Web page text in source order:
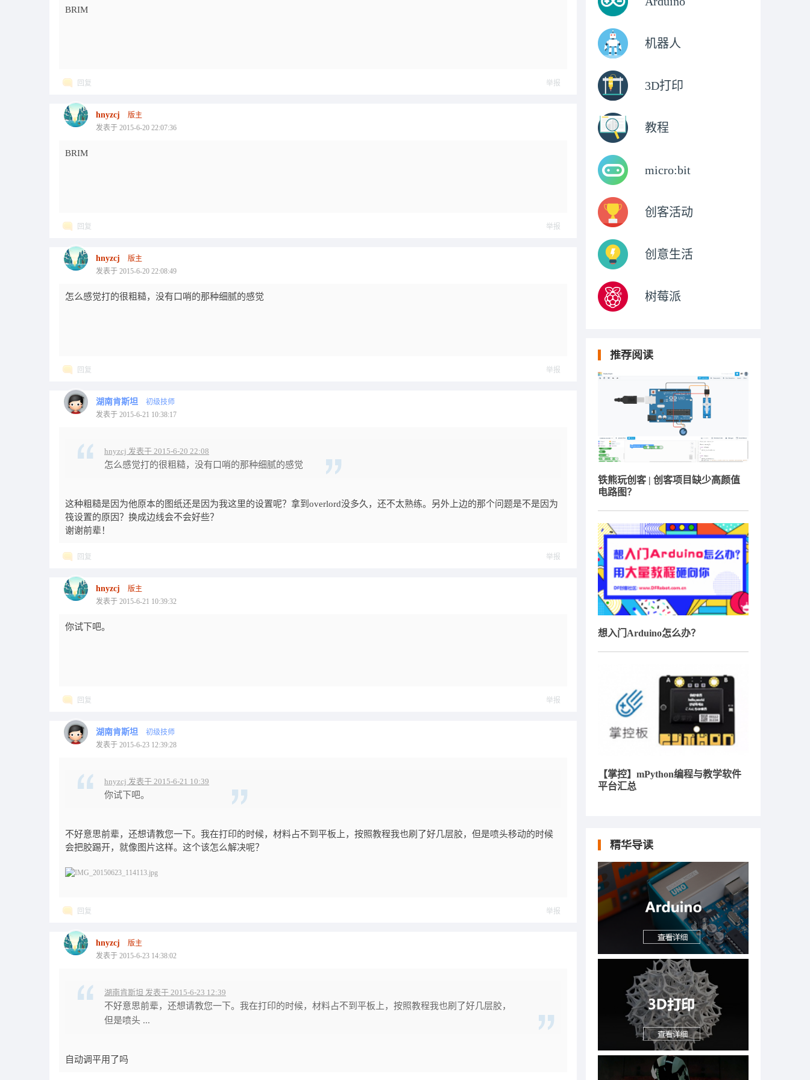
BRIM
回复 举报
hnyzcj
版主
发表于 2015-6-20 22:07:36
BRIM
回复 举报
hnyzcj
版主
发表于 2015-6-20 22:08:49
怎么感觉打的很粗糙，没有口哨的那种细腻的感觉
回复 举报
湖南肯斯坦
初级技师
发表于 2015-6-21 10:38:17
hnyzcj 发表于 2015-6-20 22:08
怎么感觉打的很粗糙，没有口哨的那种细腻的感觉
这种粗糙是因为他原本的图纸还是因为我这里的设置呢？拿到overlord没多久，还不太熟练。另外上边的那个问题是不是因为
筏设置的原因？换成边线会不会好些？
谢谢前辈！
回复 举报
hnyzcj
版主
发表于 2015-6-21 10:39:32
你试下吧。
回复 举报
湖南肯斯坦
初级技师
发表于 2015-6-23 12:39:28
hnyzcj 发表于 2015-6-21 10:39
你试下吧。
不好意思前辈，还想请教您一下。我在打印的时候，材料占不到平板上，按照教程我也刷了好几层胶，但是喷头移动的时候
会把胶踢开，就像图片这样。这个该怎么解决呢？
回复 举报
hnyzcj
版主
发表于 2015-6-23 14:38:02
湖南肯斯坦 发表于 2015-6-23 12:39
不好意思前辈，还想请教您一下。我在打印的时候，材料占不到平板上，按照教程我也刷了好几层胶，
但是喷头 ...
自动调平用了吗
机器人
3D打印
教程
micro:bit
创客活动
创意生活
树莓派
推荐阅读
铁熊玩创客 | 创客项目缺少高颜值
电路图？
想入门Arduino怎么办？
【掌控】mPython编程与教学软件
平台汇总
精华导读